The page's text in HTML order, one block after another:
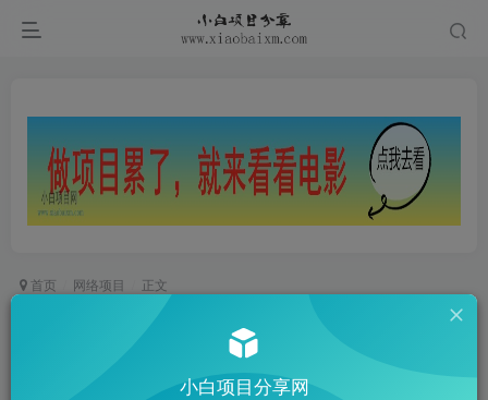
首页 网络项目 正文
DeepSeek+AI玩转公众号流量主，每天几分钟，
月入过W，操作简单0门槛
小白项目分享网